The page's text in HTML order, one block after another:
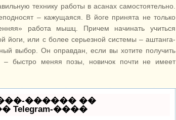
технику работы в асанах самостоятельно.
– кажущаяся. В йоге принята не только
работа мышц. Причем начинать учиться
йоги, или с более серьезной системы – аштанга-
выбор. Он оправдан, если вы хотите получить
– быстро меняя позы, новичок почти не имеет
������ ��
����